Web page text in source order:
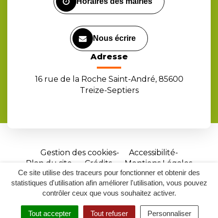
Ce site utilise des traceurs pour fonctionner et obtenir des
statistiques d'utilisation afin améliorer l'utilisation, vous pouvez
contrôler ceux que vous souhaitez activer.
Tout accepter Tout refuser Personnaliser
Nous écrire
Adresse
16 rue de la Roche Saint-André, 85600
Treize-Septiers
Gestion des cookies
Accessibilité
Plan du site
Crédits
Mentions Légales
Site
réalisé
par
Inovagora